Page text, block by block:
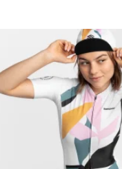
da ciclismo.